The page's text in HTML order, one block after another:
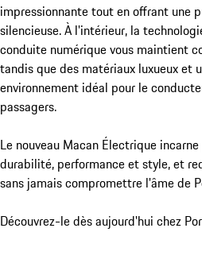
impressionnante tout en offrant une
silencieuse. À l'intérieur, la
conduite numérique vous maintient
tandis que des matériaux luxueux et
environnement idéal pour le
passagers.
Le nouveau Macan Électrique
durabilité, performance et style, et
sans jamais compromettre l'âme de
Découvrez-le dès aujourd'hui chez